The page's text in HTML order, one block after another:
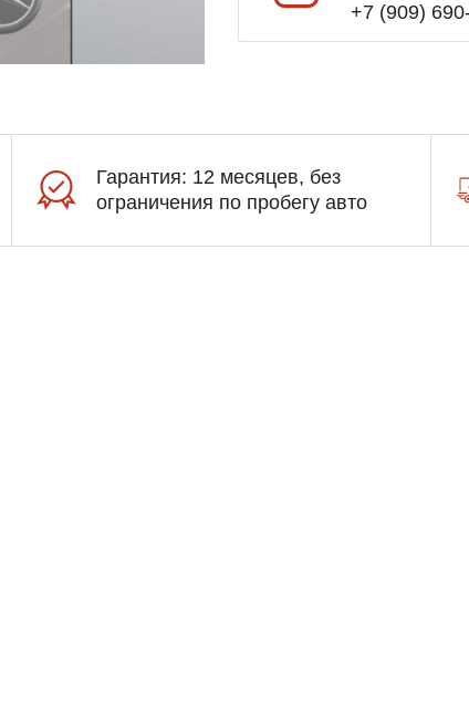
+7 (909)
Гарантия: 12 месяцев, без
ограничения по пробегу авто